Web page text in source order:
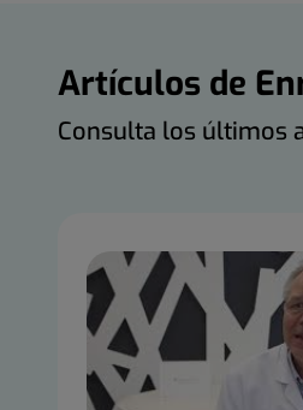
Artículos de
Consulta los últimos